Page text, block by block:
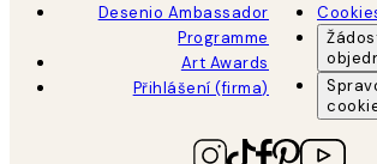
Desenio Ambassador
Programme
Art Awards
Přihlášení (firma)